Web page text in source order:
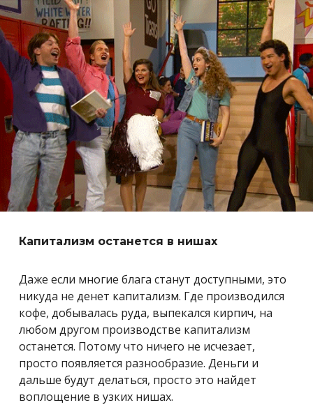
Капитализм останется в нишах
Даже если многие блага станут доступными, это
никуда не денет капитализм. Где производился
кофе, добывалась руда, выпекался кирпич, на
любом другом производстве капитализм
останется. Потому что ничего не исчезает,
просто появляется разнообразие. Деньги и
дальше будут делаться, просто это найдет
воплощение в узких нишах.